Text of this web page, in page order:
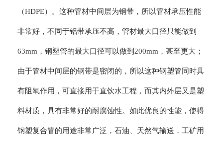
（HDPE）。这种管材中间层为钢带，所以管材承压性能
非常好，不同于铝带承压不高，管材最大口径只能做到
63mm，钢塑管的最大口径可以做到200mm，甚至更大；
由于管材中间层的钢带是密闭的，所以这种钢塑管同时具
有阻氧作用，可直接用于直饮水工程，而其内外层又是塑
料材质，具有非常好的耐腐蚀性。如此优良的性能，使得
钢塑复合管的用途非常广泛，石油、天然气输送，工矿用